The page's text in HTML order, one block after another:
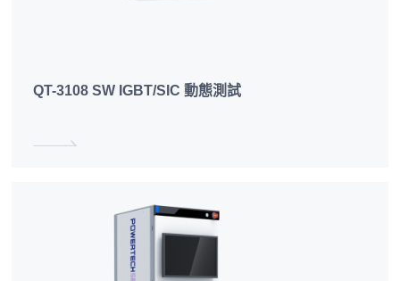
QT-3108 SW IGBT/SIC 動態測試